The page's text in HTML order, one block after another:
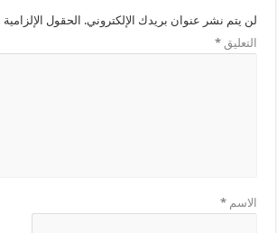
لن يتم نشر عنوان بريدك الإلكتروني. الحقول
التعليق*
الاسم*